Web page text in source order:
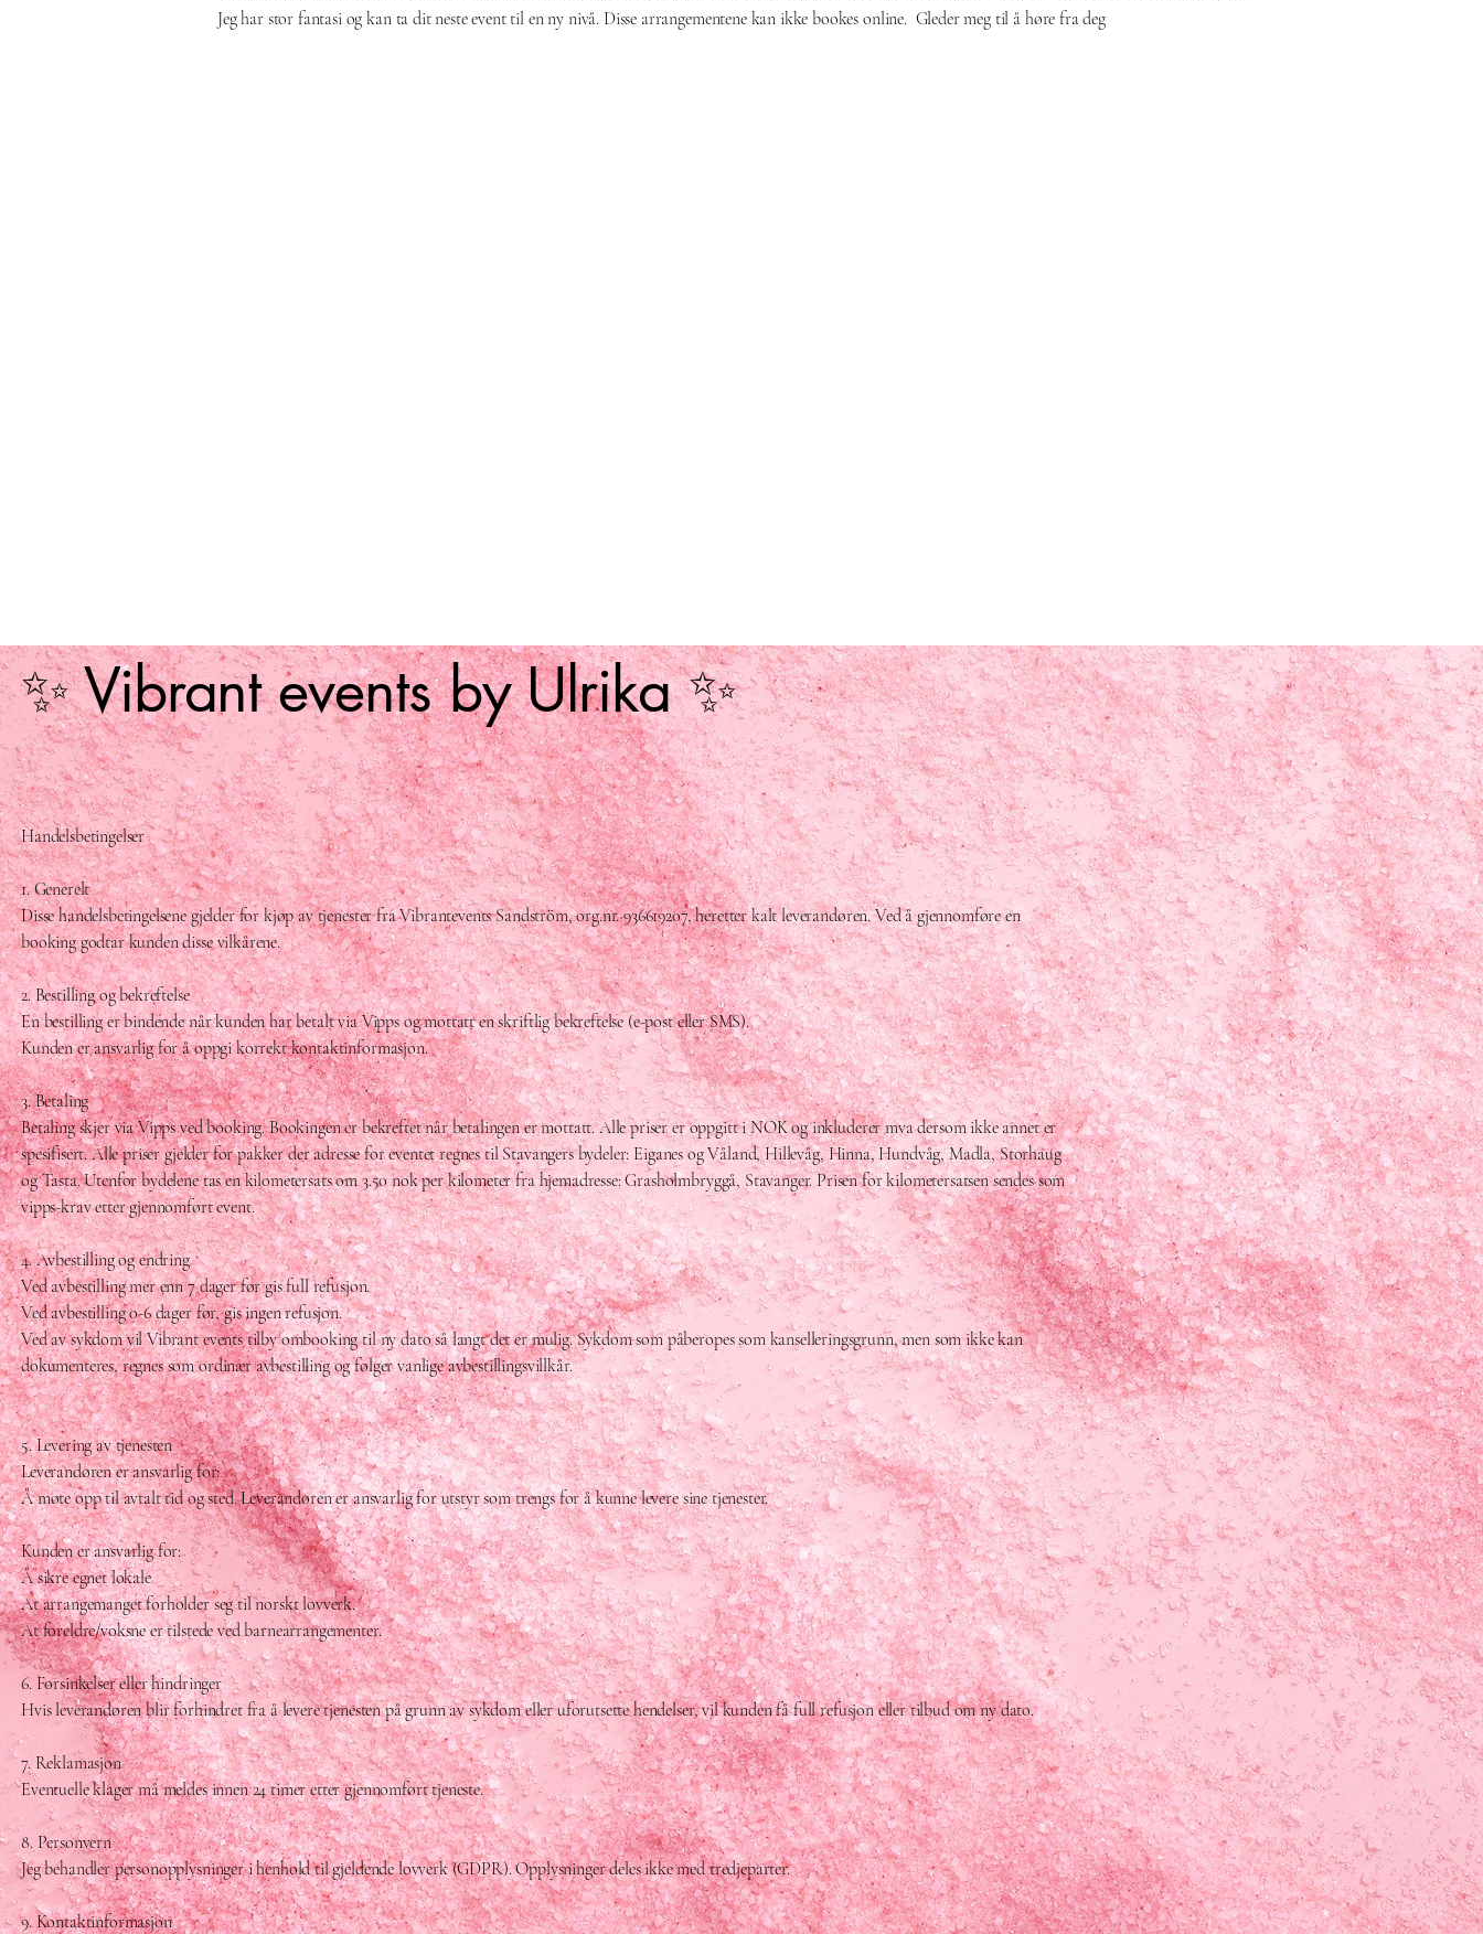
Jeg har stor fantasi og kan ta dit neste event til en ny nivå. Disse arrangementene kan ikke bookes online. Gleder meg til å høre fra deg
✨ Vibrant events by Ulrika ✨
Handelsbetingelser
1. Generelt
Disse handelsbetingelsene gjelder for kjøp av tjenester fra Vibrantevents Sandström, org.nr. 936619207, heretter kalt leverandøren. Ved å gjennomføre en
booking godtar kunden disse vilkårene.
2. Bestilling og bekreftelse
En bestilling er bindende når kunden har betalt via Vipps og mottatt en skriftlig bekreftelse (e-post eller SMS).
Kunden er ansvarlig for å oppgi korrekt kontaktinformasjon.
3. Betaling
Betaling skjer via Vipps ved booking. Bookingen er bekreftet når betalingen er mottatt. Alle priser er oppgitt i NOK og inkluderer mva dersom ikke annet er
spesifisert. Alle priser gjelder for pakker der adresse for eventet regnes til Stavangers bydeler: Eiganes og Våland, Hillevåg, Hinna, Hundvåg, Madla, Storhaug
og Tasta. Utenfor bydelene tas en kilometersats om 3.50 nok per kilometer fra hjemadresse: Grasholmbryggå, Stavanger. Prisen for kilometersatsen sendes som
vipps-krav etter gjennomført event.
4. Avbestilling og endring
Ved avbestilling mer enn 7 dager før gis full refusjon.
Ved avbestilling 0-6 dager før, gis ingen refusjon.
Ved av sykdom vil Vibrant events tilby ombooking til ny dato så langt det er mulig. Sykdom som påberopes som kanselleringsgrunn, men som ikke kan
dokumenteres, regnes som ordinær avbestilling og følger vanlige avbestillingsvillkår.
5. Levering av tjenesten
Leverandøren er ansvarlig for:
Å møte opp til avtalt tid og sted. Leverandøren er ansvarlig for utstyr som trengs for å kunne levere sine tjenester.
Kunden er ansvarlig for:
Å sikre egnet lokale
At arrangemanget forholder seg til norskt lovverk.
At foreldre/voksne er tilstede ved barnearrangementer.
6. Forsinkelser eller hindringer
Hvis leverandøren blir forhindret fra å levere tjenesten på grunn av sykdom eller uforutsette hendelser, vil kunden få full refusjon eller tilbud om ny dato.
7. Reklamasjon
Eventuelle klager må meldes innen 24 timer etter gjennomført tjeneste.
8. Personvern
Jeg behandler personopplysninger i henhold til gjeldende lovverk (GDPR). Opplysninger deles ikke med tredjeparter.
9. Kontaktinformasjon